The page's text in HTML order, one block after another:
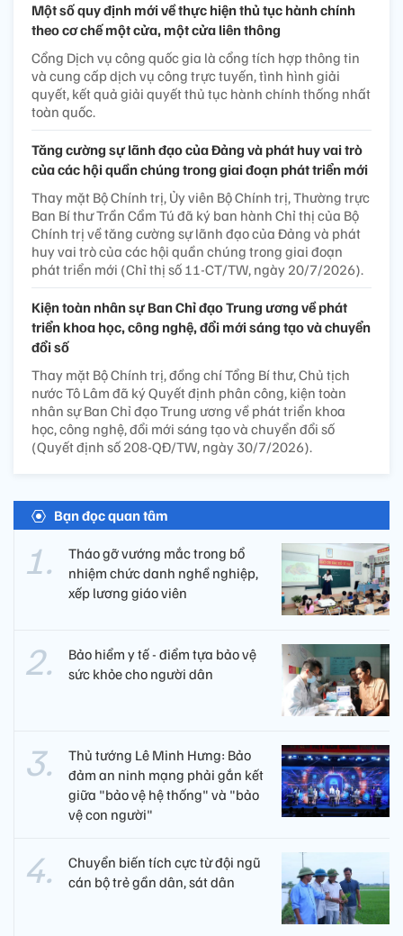
Một số quy định mới về thực hiện thủ tục hành chính
theo cơ chế một cửa, một cửa liên thông
Cổng Dịch vụ công quốc gia là cổng tích hợp thông tin
và cung cấp dịch vụ công trực tuyến, tình hình giải
quyết, kết quả giải quyết thủ tục hành chính thống nhất
toàn quốc.
Tăng cường sự lãnh đạo của Đảng và phát huy vai trò
của các hội quần chúng trong giai đoạn phát triển mới
Thay mặt Bộ Chính trị, Ủy viên Bộ Chính trị, Thường trực
Ban Bí thư Trần Cẩm Tú đã ký ban hành Chỉ thị của Bộ
Chính trị về tăng cường sự lãnh đạo của Đảng và phát
huy vai trò của các hội quần chúng trong giai đoạn
phát triển mới (Chỉ thị số 11-CT/TW, ngày 20/7/2026).
Kiện toàn nhân sự Ban Chỉ đạo Trung ương về phát
triển khoa học, công nghệ, đổi mới sáng tạo và chuyển
đổi số
Thay mặt Bộ Chính trị, đồng chí Tổng Bí thư, Chủ tịch
nước Tô Lâm đã ký Quyết định phân công, kiện toàn
nhân sự Ban Chỉ đạo Trung ương về phát triển khoa
học, công nghệ, đổi mới sáng tạo và chuyển đổi số
(Quyết định số 208-QĐ/TW, ngày 30/7/2026).
Bạn đọc quan tâm
Tháo gỡ vướng mắc trong bổ
nhiệm chức danh nghề nghiệp,
xếp lương giáo viên
Bảo hiểm y tế - điểm tựa bảo vệ
sức khỏe cho người dân
Thủ tướng Lê Minh Hưng: Bảo
đảm an ninh mạng phải gắn kết
giữa "bảo vệ hệ thống" và "bảo
vệ con người"
Chuyển biến tích cực từ đội ngũ
cán bộ trẻ gần dân, sát dân